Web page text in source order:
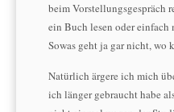
beim Vorstellungsgespräch
ein Buch lesen oder
Sowas geht ja gar nicht, wo
Natürlich ärgere ich mich
ich länger gebraucht habe